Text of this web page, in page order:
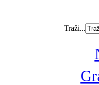
Traži...